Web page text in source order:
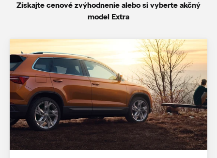
Získajte cenové zvýhodnenie alebo si vyberte akčný
model Extra